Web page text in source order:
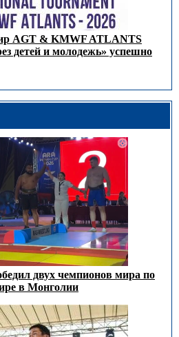
AGT & KMWF ATLANTS
детей и молодежь» успешно
двух чемпионов мира по
в Монголии